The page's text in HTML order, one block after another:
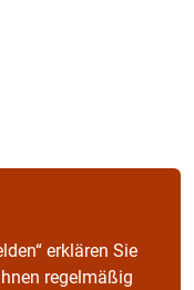
erklären Sie
regelmäßig